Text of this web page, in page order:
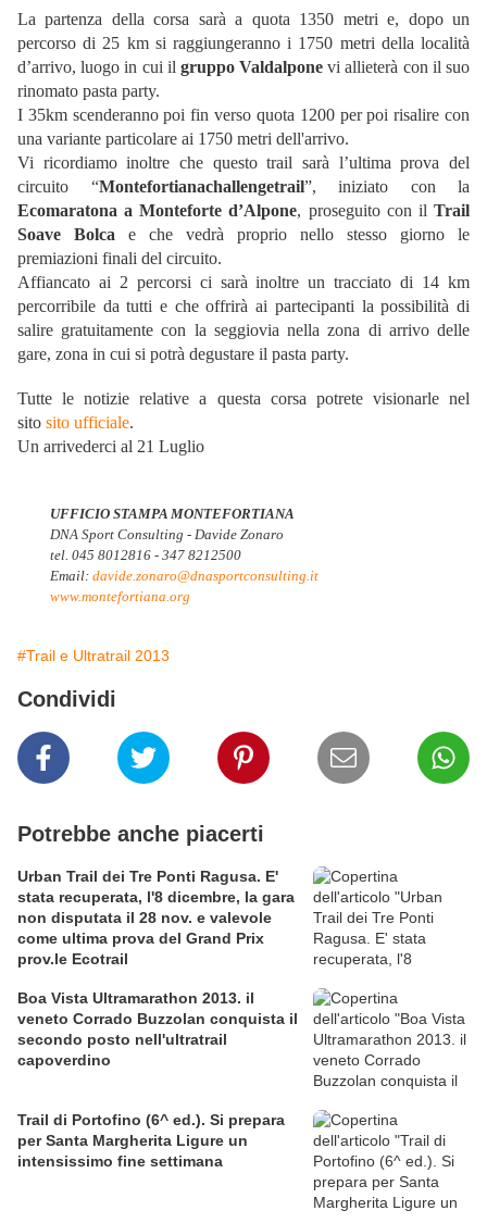
La partenza della corsa sarà a quota 1350 metri e, dopo un
percorso di 25 km si raggiungeranno i 1750 metri della località
d’arrivo, luogo in cui il gruppo Valdalpone vi allieterà con il suo
rinomato pasta party.
I 35km scenderanno poi fin verso quota 1200 per poi risalire con
una variante particolare ai 1750 metri dell'arrivo.
Vi ricordiamo inoltre che questo trail sarà l’ultima prova del
circuito “Montefortianachallengetrail”, iniziato con la
Ecomaratona a Monteforte d’Alpone, proseguito con ilTrail
Soave Bolca e che vedrà proprio nello stesso giorno le
premiazioni finali del circuito.
Affiancato ai 2 percorsi ci sarà inoltre un tracciato di 14 km
percorribile da tutti e che offrirà ai partecipanti la possibilità di
salire gratuitamente con la seggiovia nella zona di arrivo delle
gare, zona in cui si potrà degustare il pasta party.
Tutte le notizie relative a questa corsa potrete visionarle nel
sito sito ufficiale.
Un arrivederci al 21 Luglio
UFFICIO STAMPA MONTEFORTIANA
DNA Sport Consulting - Davide Zonaro
tel. 045 8012816 - 347 8212500
Email: davide.zonaro@dnasportconsulting.it
www.montefortiana.org
#Trail e Ultratrail 2013
Condividi
Potrebbe anche piacerti
Urban Trail dei Tre Ponti Ragusa. E'
stata recuperata, l'8 dicembre, la gara
non disputata il 28 nov. e valevole
come ultima prova del Grand Prix
prov.le Ecotrail
Boa Vista Ultramarathon 2013. il
veneto Corrado Buzzolan conquista il
secondo posto nell'ultratrail
capoverdino
Trail di Portofino (6^ ed.). Si prepara
per Santa Margherita Ligure un
intensissimo fine settimana